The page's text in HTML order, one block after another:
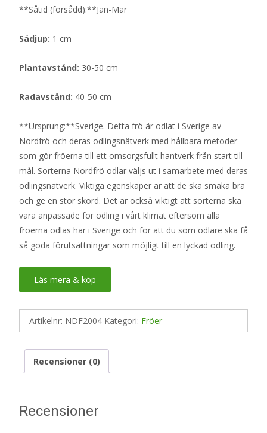
**Såtid (försådd):**Jan-Mar
Sådjup: 1 cm
Plantavstånd: 30-50 cm
Radavstånd: 40-50 cm
**Ursprung:**Sverige. Detta frö är odlat i Sverige av
Nordfrö och deras odlingsnätverk med hållbara metoder
som gör fröerna till ett omsorgsfullt hantverk från start till
mål. Sorterna Nordfrö odlar väljs ut i samarbete med deras
odlingsnätverk. Viktiga egenskaper är att de ska smaka bra
och ge en stor skörd. Det är också viktigt att sorterna ska
vara anpassade för odling i vårt klimat eftersom alla
fröerna odlas här i Sverige och för att du som odlare ska få
så goda förutsättningar som möjligt till en lyckad odling.
Läs mera & köp
Artikelnr: NDF2004 Kategori: Fröer
Recensioner (0)
Recensioner